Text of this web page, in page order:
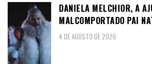
DANIELA MELCHIOR, A
MALCOMPORTADO PAI
4 DE AGOSTO DE 2026